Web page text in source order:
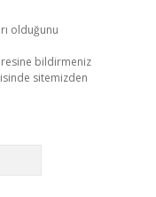
olduğunu
bildirmeniz
sitemizden